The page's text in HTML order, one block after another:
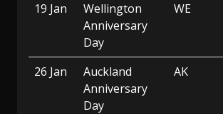
19 Jan
Wellington
Anniversary
Day
WE
26 Jan
Auckland
Anniversary
Day
AK